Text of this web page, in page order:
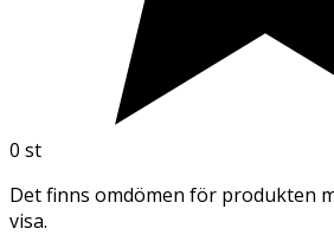
0 st
Det finns omdömen för produkten
visa.